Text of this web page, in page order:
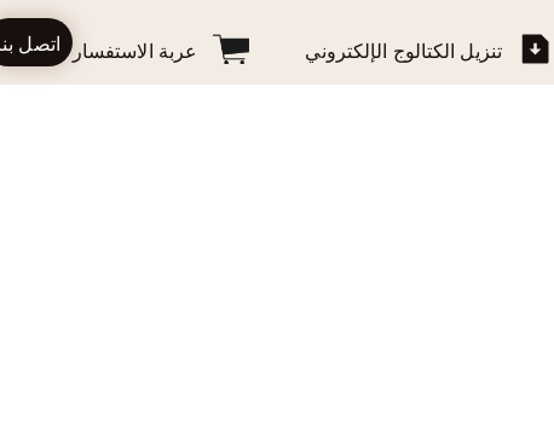
اتصل بنا عربة الاستفسار تنزيل الكتالوج الإلكتروني